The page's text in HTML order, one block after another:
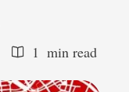
1 min read